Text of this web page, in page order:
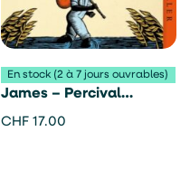
En stock (2 à 7 jours ouvrables)
James – Percival
Everett
CHF 17.00